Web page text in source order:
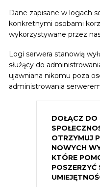
Dane zapisane w logach
konkretnymi osobami
wykorzystywane przez
Logi serwera stanowią
służący do
ujawniana nikomu poza
administrowania
DOŁĄCZ DO
OTRZYMUJ
NOWYCH
KTÓRE